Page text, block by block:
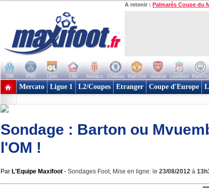
A retenir : Palmarès Coupe du
OM PSG Lyon Lille Monaco Chelsea Man Utd Arsenal Liverpool ManCity
+ de clubs
Mercato Ligue 1 L2/Coupes Etranger Coupe d'Europe
Sondage : Barton ou
l'OM !
Par L'Equipe Maxifoot - Sondages Foot, Mise en ligne: le 23/08/2012 à